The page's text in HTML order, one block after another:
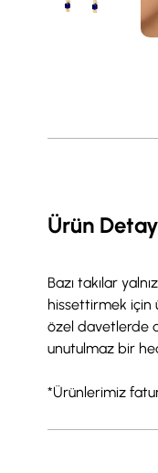
Ürün
Bazı takılar
hissettirmek için
özel davetlerde
unutulmaz bir
*Ürünlerimiz